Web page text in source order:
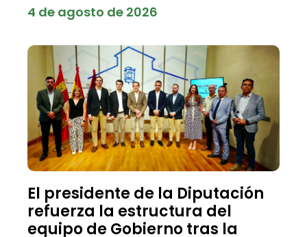
4 de agosto de 2026
El presidente de la Diputación
refuerza la estructura del
equipo de Gobierno tras la